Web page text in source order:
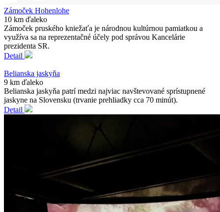
Zámoček Hohenlohe
10 km ďaleko
Zámoček pruského kniežaťa je národnou kultúrnou pamiatkou a
využíva sa na reprezentačné účely pod správou Kancelárie
prezidenta SR.
Detail
Belianska jaskyňa
9 km ďaleko
Belianska jaskyňa patrí medzi najviac navštevované sprístupnené
jaskyne na Slovensku (trvanie prehliadky cca 70 minút).
Detail